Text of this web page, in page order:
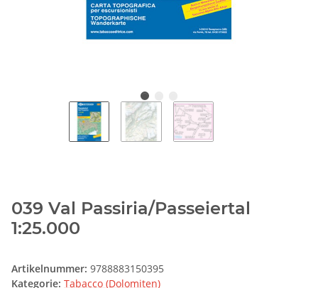
039 Val Passiria/Passeiertal
1:25.000
Artikelnummer: 9788883150395
Kategorie: Tabacco (Dolomiten)